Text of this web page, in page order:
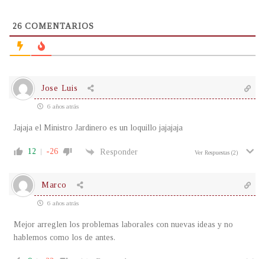
26 COMENTARIOS
Jose Luis
6 años atrás
Jajaja el Ministro Jardinero es un loquillo jajajaja
12 -26 Responder Ver Respuestas (2)
Marco
6 años atrás
Mejor arreglen los problemas laborales con nuevas ideas y no
hablemos como los de antes.